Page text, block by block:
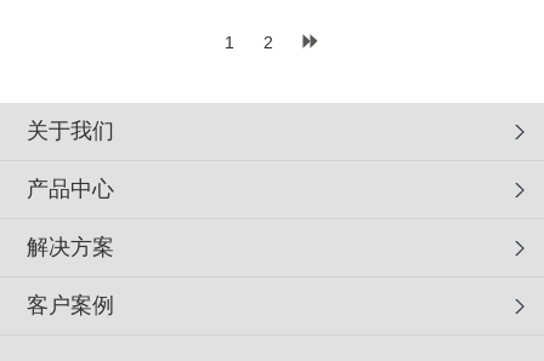
们不可以对这些机器进行相关的了解的话，那么就无法让这些机器发挥
1 2
关于我们
产品中心
解决方案
客户案例